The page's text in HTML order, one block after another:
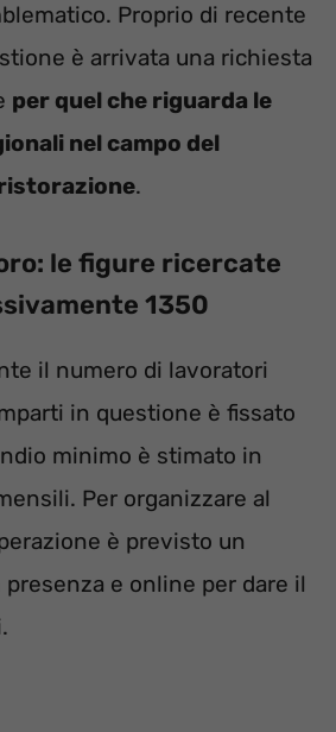
Proprio di recente
è arrivata una richiesta
per quel che riguarda le
nel campo del
.
le figure ricercate
1350
il numero di lavoratori
in questione è fissato
minimo è stimato in
Per organizzare al
è previsto un
e online per dare il